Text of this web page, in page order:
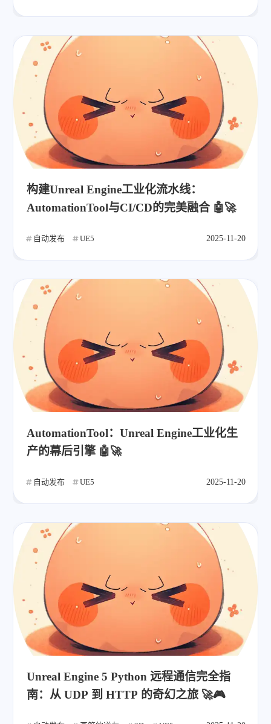
构建Unreal Engine工业化流水线：
AutomationTool与CI/CD的完美融合 🤖🚀
自动发布 UE5 2025-11-20
AutomationTool：Unreal Engine工业化生
产的幕后引擎 🤖🚀
自动发布 UE5 2025-11-20
Unreal Engine 5 Python 远程通信完全指
南：从 UDP 到 HTTP 的奇幻之旅 🚀🎮